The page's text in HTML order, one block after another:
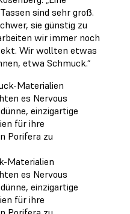
sind sehr groß.
sie günstig zu
wir immer noch
Wir wollten etwas
etwa Schmuck.“
Materialien
es Nervous
einzigartige
für ihre